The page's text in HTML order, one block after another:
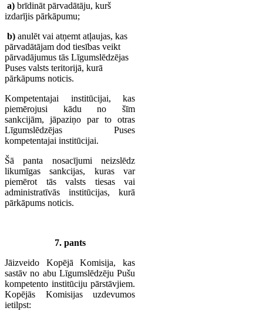
a) brīdināt pārvadātāju, kurš
izdarījis pārkāpumu;
b) anulēt vai atņemt atļaujas, kas
pārvadātājam dod tiesības veikt
pārvadājumus tās Līgumslēdzējas
Puses valsts teritorijā, kurā
pārkāpums noticis.
Kompetentajai institūcijai, kas
piemērojusi kādu no šīm
sankcijām, jāpaziņo par to otras
Līgumslēdzējas Puses
kompetentajai institūcijai.
Šā panta nosacījumi neizslēdz
likumīgas sankcijas, kuras var
piemērot tās valsts tiesas vai
administratīvās institūcijas, kurā
pārkāpums noticis.
7. pants
Jāizveido Kopējā Komisija, kas
sastāv no abu Līgumslēdzēju Pušu
kompetento institūciju pārstāvjiem.
Kopējās Komisijas uzdevumos
ietilpst: